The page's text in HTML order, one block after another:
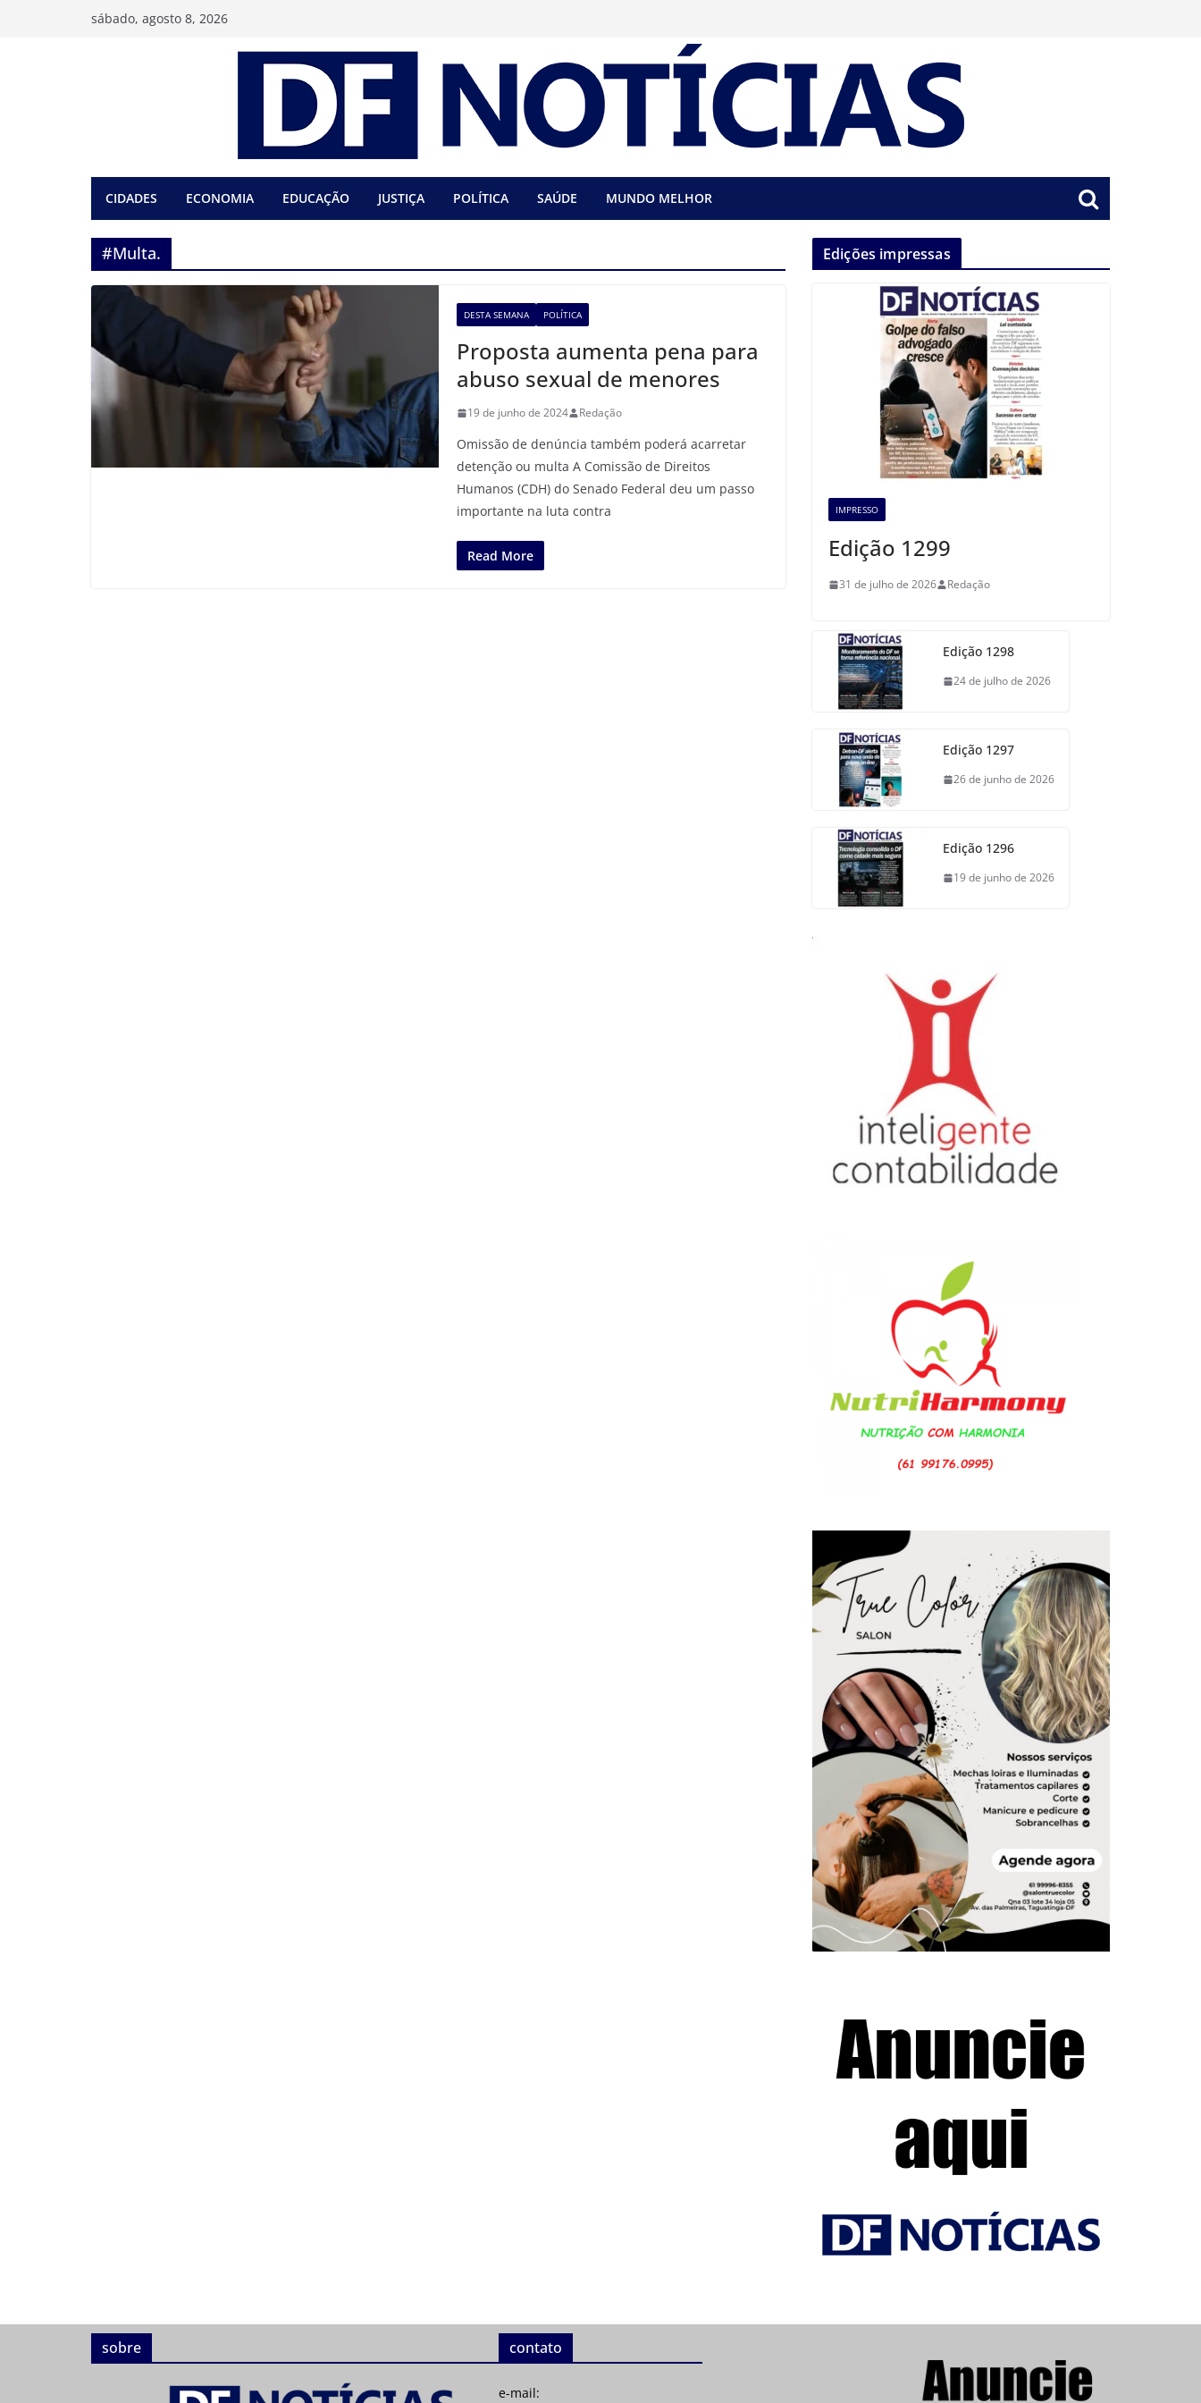
sábado, agosto 8, 2026
CIDADES ECONOMIA EDUCAÇÃO JUSTIÇA POLÍTICA SAÚDE MUNDO MELHOR
#Multa.
DESTA SEMANA POLÍTICA
Proposta aumenta pena para
abuso sexual de menores
19 de junho de 2024 Redação
Omissão de denúncia também poderá acarretar
detenção ou multa A Comissão de Direitos
Humanos (CDH) do Senado Federal deu um passo
importante na luta contra
Read More
Edições impressas
IMPRESSO
Edição 1299
31 de julho de 2026 Redação
Edição 1298
24 de julho de 2026
Edição 1297
26 de junho de 2026
Edição 1296
19 de junho de 2026
sobre contato
e-mail: